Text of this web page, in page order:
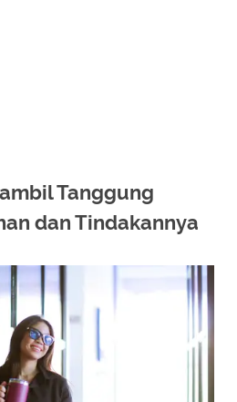
Tanggung
dan Tindakannya